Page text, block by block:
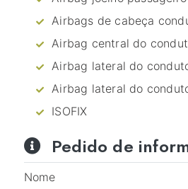
Airbags de cabeça
Airbag central do
Airbag lateral do
Airbag lateral do
ISOFIX
Pedido de
Nome